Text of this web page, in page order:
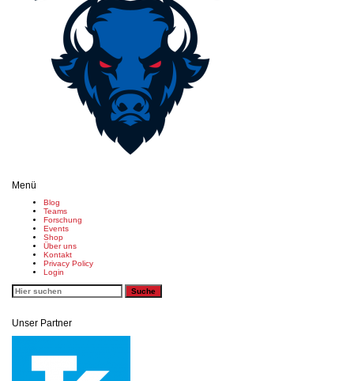
Menü
Blog
Teams
Forschung
Events
Shop
Über uns
Kontakt
Privacy Policy
Login
Unser Partner